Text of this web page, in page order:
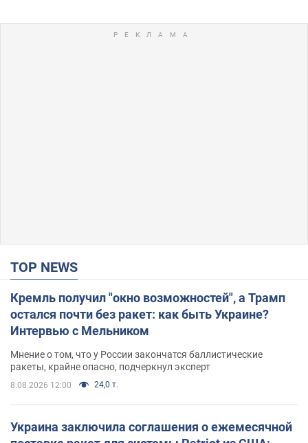
TOP NEWS
Кремль получил "окно возможностей", а Трамп
остался почти без ракет: как быть Украине?
Интервью с Мельником
Мнение о том, что у России закончатся баллистические
ракеты, крайне опасно, подчеркнул эксперт
8.08.2026 12:00 24,0 т.
Украина заключила соглашения о ежемесячной